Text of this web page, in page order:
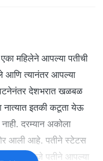
एका महिलेने आपल्या पतीची
आणि त्यानंतर आपल्या
घटनेनंतर देशभरात खळबळ
नात्यात इतकी कटूता येऊ
दरम्यान अकोला
आली आहे. पतीने स्टेटस
म्हणजे पतीने आपल्या